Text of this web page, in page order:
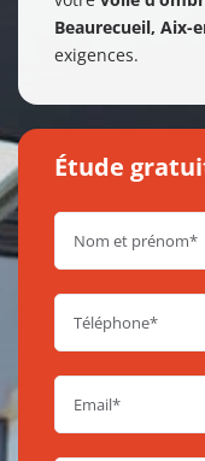
Beaurecueil, Aix-
exigences.
Étude